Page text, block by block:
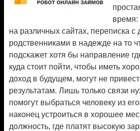
время:
на различных сайтах, переписка с
родственниками в надежде на то
подскажет хотя бы направление
куда стоит пойти, чтобы иметь
доход в будущем, могут не
результатам. Лишь только связи
помогут выбраться человеку из
наконец устроиться в хорошее
должность, где платят высокую